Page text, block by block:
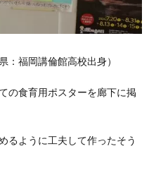
：福岡講倫館高校出身）
の食育用ポスターを廊下に掲
るように工夫して作ったそう